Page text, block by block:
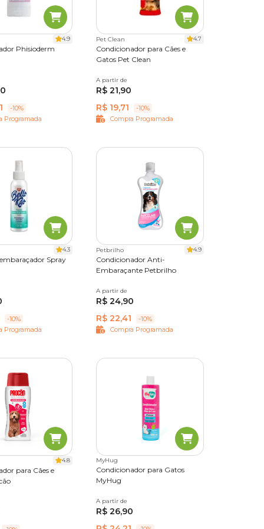
na
de
não
a
que
a
ser
mais
4.9
Phisioderm
-10%
Programada
Pet Clean 4.7
Condicionador para Cães e
Gatos Pet Clean
700 ml
A partir de
R$ 21,90
R$ 19,71
-10%
Compra Programada
4.3
Spray
-10%
Programada
Petbrilho 4.9
Condicionador Anti-
Embaraçante Petbrilho
500 ml
A partir de
R$ 24,90
R$ 22,41
-10%
Compra Programada
4.8
para Cães e
MyHug
Condicionador para Gatos
MyHug
500 ml
A partir de
R$ 26,90